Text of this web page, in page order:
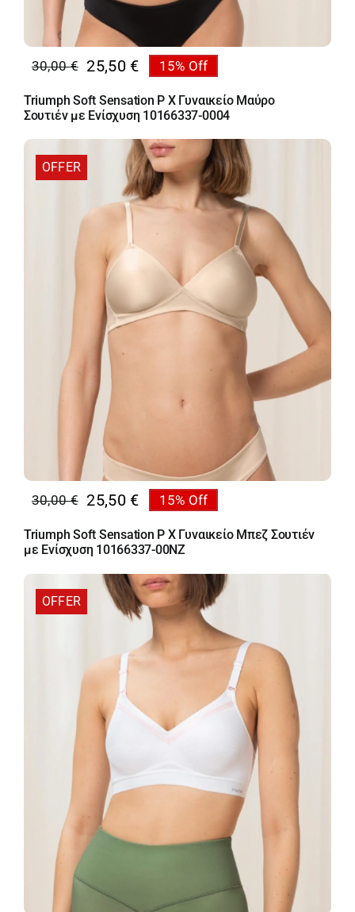
30,00€
Original
price
was:
25,50 €
Η
τρέχουσα
τιμή
25,50 €.
15% Off
Triumph Soft Sensation P X Γυναικείο Μαύρο
Σουτιέν με Ενίσχυση 10166337-0004
OFFER
30,00€
Original
price
was:
25,50 €
Η
τρέχουσα
τιμή
25,50 €.
15% Off
Triumph Soft Sensation P X Γυναικείο Μπεζ Σουτιέν
με Ενίσχυση 10166337-00NZ
OFFER